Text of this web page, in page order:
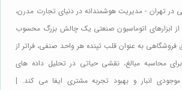
در تهران - مدیریت هوشمندانه در دنیای تجارت مدرن،
از ابزارهای اتوماسیون صنعتی یک چالش بزرگ محسوب
به عنوان قلب تپنده هر واحد صنفی، فراتر از
محاسبه مبالغ، نقشی حیاتی در تحلیل داده های
انبار و بهبود تجربه مشتری ایفا می کند. |